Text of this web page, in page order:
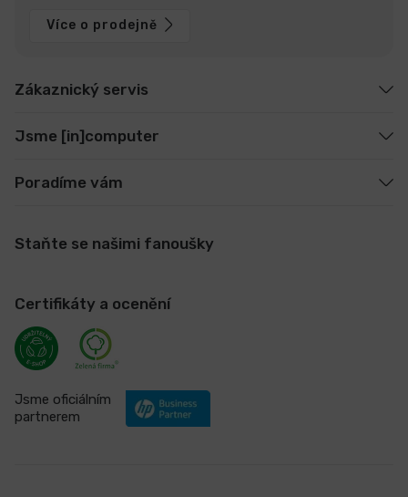
Více o prodejně
Zákaznický servis
Jsme [in]computer
Poradíme vám
Staňte se našimi fanoušky
Certifikáty a ocenění
Jsme oficiálním
partnerem